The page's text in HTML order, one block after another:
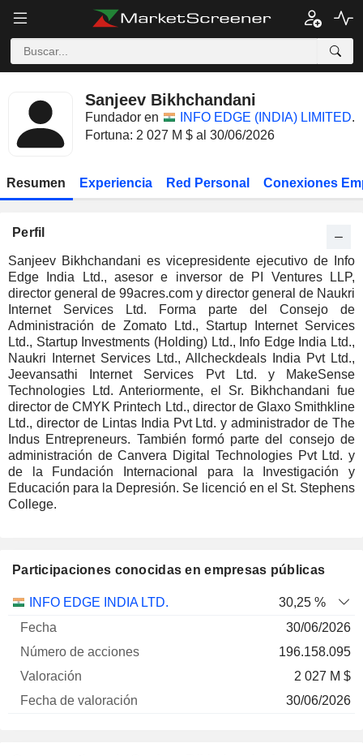
Sanjeev Bikhchandani
Fundador en INFO EDGE (INDIA) LIMITED.
Fortuna: 2 027 M $ al 30/06/2026
Resumen Experiencia Red Personal Conexiones
Perfil
Sanjeev Bikhchandani es vicepresidente ejecutivo de Info
Edge India Ltd., asesor e inversor de PI Ventures LLP,
director general de 99acres.com y director general de Naukri
Internet Services Ltd. Forma parte del Consejo de
Administración de Zomato Ltd., Startup Internet Services
Ltd., Startup Investments (Holding) Ltd., Info Edge India Ltd.,
Naukri Internet Services Ltd., Allcheckdeals India Pvt Ltd.,
Jeevansathi Internet Services Pvt Ltd. y MakeSense
Technologies Ltd. Anteriormente, el Sr. Bikhchandani fue
director de CMYK Printech Ltd., director de Glaxo Smithkline
Ltd., director de Lintas India Pvt Ltd. y administrador de The
Indus Entrepreneurs. También formó parte del consejo de
administración de Canvera Digital Technologies Pvt Ltd. y
de la Fundación Internacional para la Investigación y
Educación para la Depresión. Se licenció en el St. Stephens
College.
Participaciones conocidas en empresas públicas
Empresa
Número
valoración
INFO EDGE INDIA LTD.
30,25 %
30/06/2026
196.158.095
2 027 M $
30/06/2026